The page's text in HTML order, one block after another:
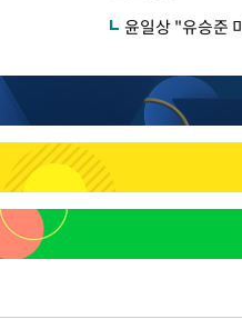
윤일상 "유승준